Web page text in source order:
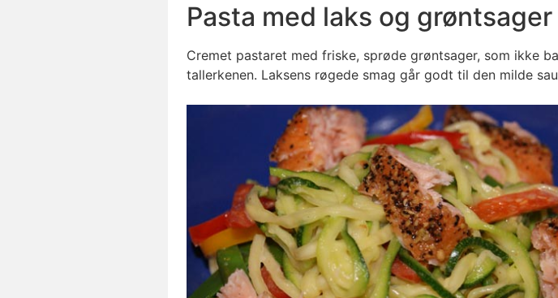
Pasta med laks og grøntsager
Cremet pastaret med friske, sprøde grøntsager, som ikke
tallerkenen. Laksens røgede smag går godt til den milde